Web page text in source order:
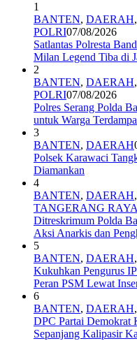
1
BANTEN, DAERAH,
POLRI07/08/2026
Satlantas Polresta
Milan Legend Tiba di
2
BANTEN, DAERAH,
POLRI07/08/2026
Polres Serang Polda
untuk Warga
3
BANTEN, DAERAH
Polsek Karawaci
Diamankan
4
BANTEN, DAERAH,
TANGERANG
Ditreskrimum Polda
Aksi Anarkis dan
5
BANTEN, DAERAH,
Kukuhkan Pengurus
Peran PSM Lewat
6
BANTEN, DAERAH,
DPC Partai Demokrat
Sepanjang Kalipasir